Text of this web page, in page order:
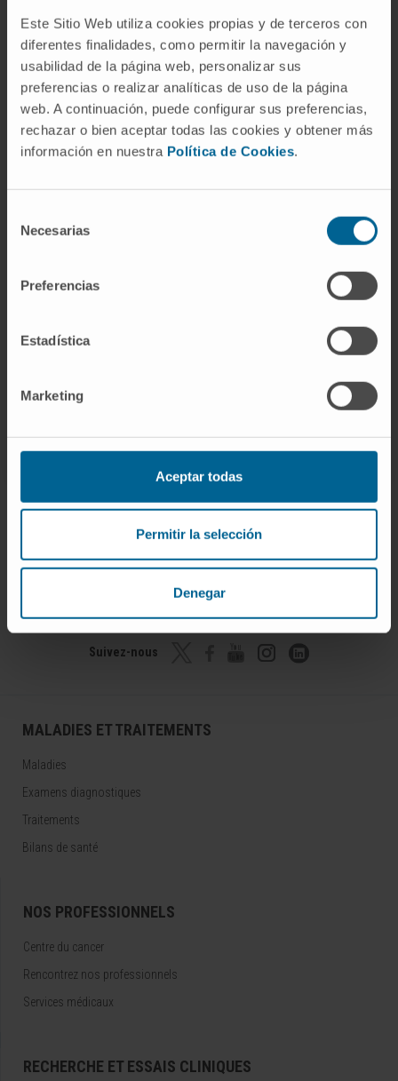
Este Sitio Web utiliza cookies propias y de terceros con
diferentes finalidades, como permitir la navegación y
usabilidad de la página web, personalizar sus
preferencias o realizar analíticas de uso de la página
web. A continuación, puede configurar sus preferencias,
rechazar o bien aceptar todas las cookies y obtener más
información en nuestra Política de Cookies.
Necesarias
Preferencias
Estadística
Marketing
Aceptar todas
Permitir la selección
Denegar
Activité
En enseignement
Professeure clinique associée à la Faculté
de médecine de l’Universidad de Navarra.
Enseignante aux séminaires d’hématologie.
En recherche
nationales et internationales de la spécialité.
scientifiques orales et écrites dans
internationaux.
Rejoignez notre communauté !
S’ABONNER
Suivez-nous
MALADIES ET TRAITEMENTS
Maladies
Examens diagnostiques
Traitements
Bilans de santé
NOS PROFESSIONNELS
Centre du cancer
Rencontrez nos professionnels
Services médicaux
RECHERCHE ET ESSAIS CLINIQUES